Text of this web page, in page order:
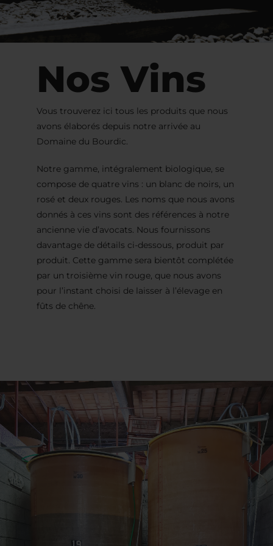
Nos Vins
Vous trouverez ici tous les produits que nous
avons élaborés depuis notre arrivée au
Domaine du Bourdic.
Notre gamme, intégralement biologique, se
compose de quatre vins : un blanc de noirs, un
rosé et deux rouges. Les noms que nous avons
donnés à ces vins sont des références à notre
ancienne vie d’avocats. Nous fournissons
davantage de détails ci-dessous, produit par
produit. Cette gamme sera bientôt complétée
par un troisième vin rouge, que nous avons
pour l’instant choisi de laisser à l’élevage en
fûts de chêne.